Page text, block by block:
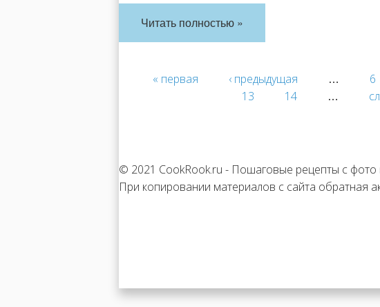
Читать полностью »
« первая ‹ предыдущая … 6
13
14 …
© 2021 CookRook.ru - Пошаговые рецепты с фото
При копировании материалов с сайта обратная